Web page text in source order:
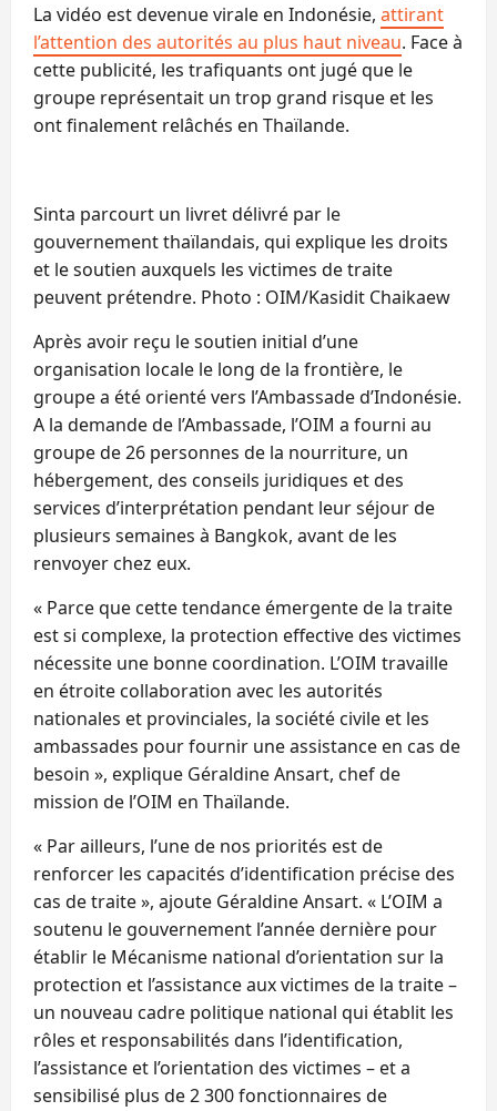
La vidéo est devenue virale en Indonésie, attirant
l’attention des autorités au plus haut niveau. Face à
cette publicité, les trafiquants ont jugé que le
groupe représentait un trop grand risque et les
ont finalement relâchés en Thaïlande.
Sinta parcourt un livret délivré par le
gouvernement thaïlandais, qui explique les droits
et le soutien auxquels les victimes de traite
peuvent prétendre. Photo : OIM/Kasidit Chaikaew
Après avoir reçu le soutien initial d’une
organisation locale le long de la frontière, le
groupe a été orienté vers l’Ambassade d’Indonésie.
A la demande de l’Ambassade, l’OIM a fourni au
groupe de 26 personnes de la nourriture, un
hébergement, des conseils juridiques et des
services d’interprétation pendant leur séjour de
plusieurs semaines à Bangkok, avant de les
renvoyer chez eux.
« Parce que cette tendance émergente de la traite
est si complexe, la protection effective des victimes
nécessite une bonne coordination. L’OIM travaille
en étroite collaboration avec les autorités
nationales et provinciales, la société civile et les
ambassades pour fournir une assistance en cas de
besoin », explique Géraldine Ansart, chef de
mission de l’OIM en Thaïlande.
« Par ailleurs, l’une de nos priorités est de
renforcer les capacités d’identification précise des
cas de traite », ajoute Géraldine Ansart. « L’OIM a
soutenu le gouvernement l’année dernière pour
établir le Mécanisme national d’orientation sur la
protection et l’assistance aux victimes de la traite –
un nouveau cadre politique national qui établit les
rôles et responsabilités dans l’identification,
l’assistance et l’orientation des victimes – et a
sensibilisé plus de 2 300 fonctionnaires de